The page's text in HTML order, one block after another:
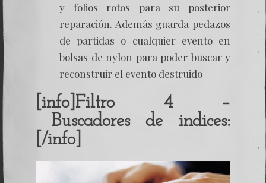
y folios rotos para su posterior
reparación. Además guarda pedazos
de partidas o cualquier evento en
bolsas de nylon para poder buscar y
reconstruir el evento destruido
[info]Filtro 4 –
Buscadores de indices:
[/info]